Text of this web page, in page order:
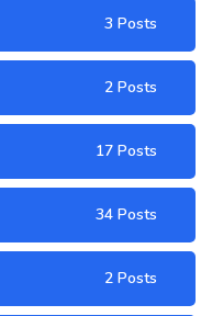
3 Posts
2 Posts
17 Posts
34 Posts
2 Posts